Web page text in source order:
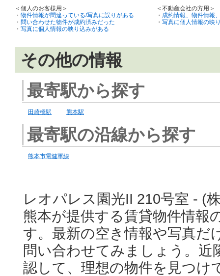
＜個人のお客様用＞
・ 物件情報が間違っている/写真に誤りがある
・ 問い合わせた物件が成約済みだった
・ 写真に個人情報の映り込みがある
＜不動産会社の方用＞
・ 成約情報、物件情報
・ 写真に個人情報の映
その他の情報
最寄駅から探す
田崎橋駅 熊本駅
最寄駅の沿線から探す
熊本市電健軍線
レオパレス園光II 210号室 - (
熊本が提供する賃貸物件情報
す。最新の空き情報や写真だ
問い合わせてみましょう。
認して、理想の物件を見つけ